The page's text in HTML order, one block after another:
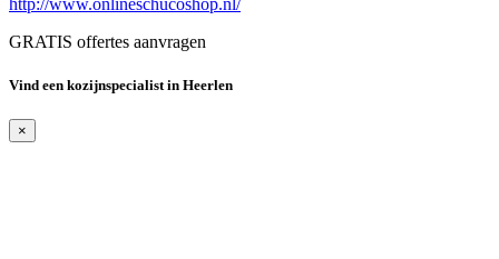
http://www.onlineschucoshop.nl/
GRATIS offertes aanvragen
Vind een kozijnspecialist in Heerlen
×